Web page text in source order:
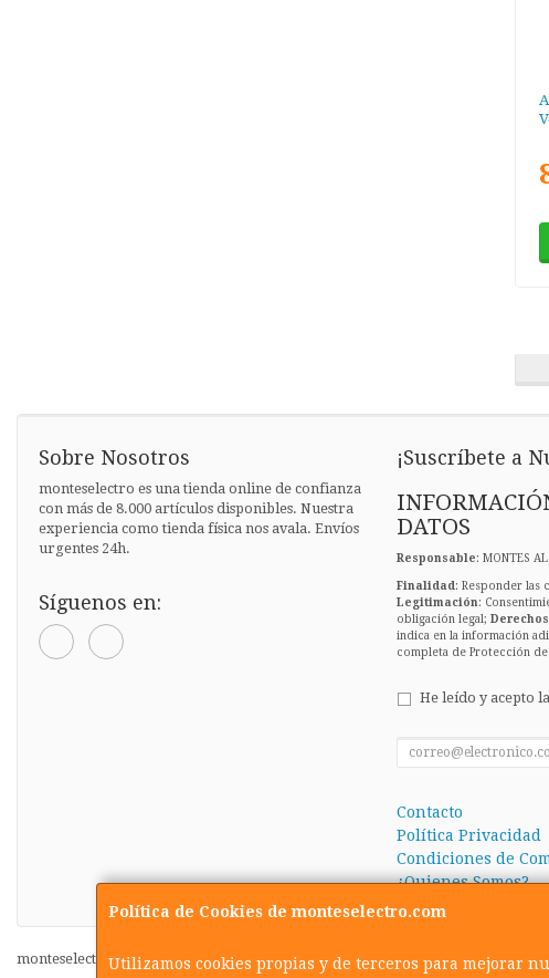
Política de Cookies de monteselectro.com
Utilizamos cookies propias y de terceros para mejorar
Sobre Nosotros
monteselectro es una tienda online de confianza
con más de 8.000 artículos disponibles. Nuestra
experiencia como tienda física nos avala. Envíos
urgentes 24h.
Síguenos en:
¡Suscríbete a
DATOS
Responsable: MONTES
Finalidad : Responder las
Legitimación:
obligación legal; Derechos
indica en la información
completa de Protección de
He leído y acepto la
Contacto
Política Privacidad
Condiciones de
¿Quienes Somos?
monteselectro.com © 2026